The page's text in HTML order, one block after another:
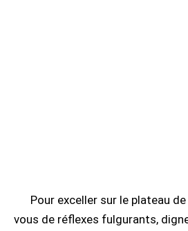
Pour exceller sur le plateau de
vous de réflexes fulgurants,